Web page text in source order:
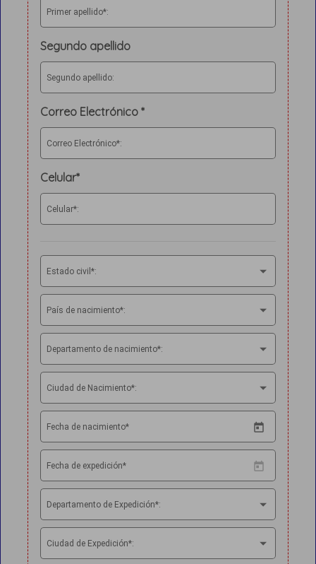
Primer apellido*:
Segundo apellido
Segundo apellido:
Correo Electrónico *
Correo Electrónico*:
Celular*
Celular*:
Estado civil*:
País de nacimiento*:
Departamento de nacimiento*:
Ciudad de Nacimiento*:
Fecha de nacimiento*
Fecha de expedición*
Departamento de Expedición*:
Ciudad de Expedición*: